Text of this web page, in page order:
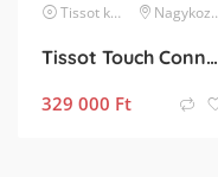
Tissot karóra Nagykozár
Tissot Touch Connect Solar gyönyörű állapotban 2028.11.04-ig garanciális
329 000 Ft